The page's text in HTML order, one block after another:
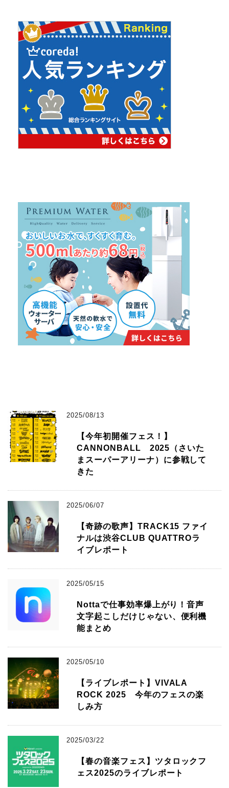
2025/08/13
【今年初開催フェス！】
CANNONBALL 2025（さいた
まスーパーアリーナ）に参戦して
きた
2025/06/07
【奇跡の歌声】TRACK15 ファイ
ナルは渋谷CLUB QUATTROラ
イブレポート
2025/05/15
Nottaで仕事効率爆上がり！音声
文字起こしだけじゃない、便利機
能まとめ
2025/05/10
【ライブレポート】VIVALA
ROCK 2025 今年のフェスの楽
しみ方
2025/03/22
【春の音楽フェス】ツタロックフ
ェス2025のライブレポート